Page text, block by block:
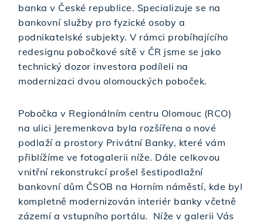
banka v České republice. Specializuje se na
bankovní služby pro fyzické osoby a
podnikatelské subjekty. V rámci probíhajícího
redesignu pobočkové sítě v ČR jsme se jako
technický dozor investora podíleli na
modernizaci dvou olomouckých poboček.
Pobočka v Regionálním centru Olomouc (RCO)
na ulici Jeremenkova byla rozšířena o nové
podlaží a prostory Privátní Banky, které vám
přiblížíme ve fotogalerii níže. Dále celkovou
vnitřní rekonstrukcí prošel šestipodlažní
bankovní dům ČSOB na Horním náměstí, kde byl
kompletně modernizován interiér banky včetně
zázemí a vstupního portálu. Níže v galerii Vás